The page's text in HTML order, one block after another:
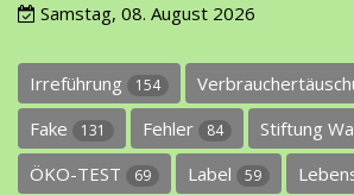
Samstag, 08. August 2026
Irreführung 154
Fake 131 Fehler 84 Stiftung
ÖKO-TEST 69 Label 59